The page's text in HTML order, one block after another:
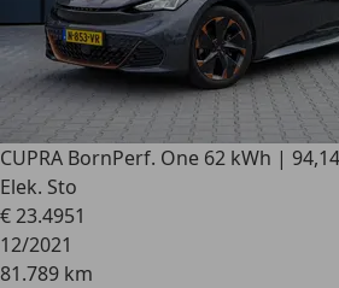
CUPRA BornPerf. One 62 kWh |
Elek. Sto
€ 23.4951
12/2021
81.789 km